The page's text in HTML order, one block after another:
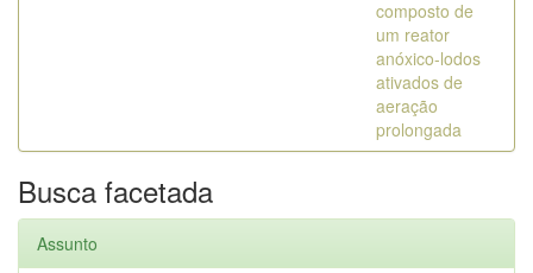
composto de
um reator
anóxico-lodos
ativados de
aeração
prolongada
Busca facetada
Assunto